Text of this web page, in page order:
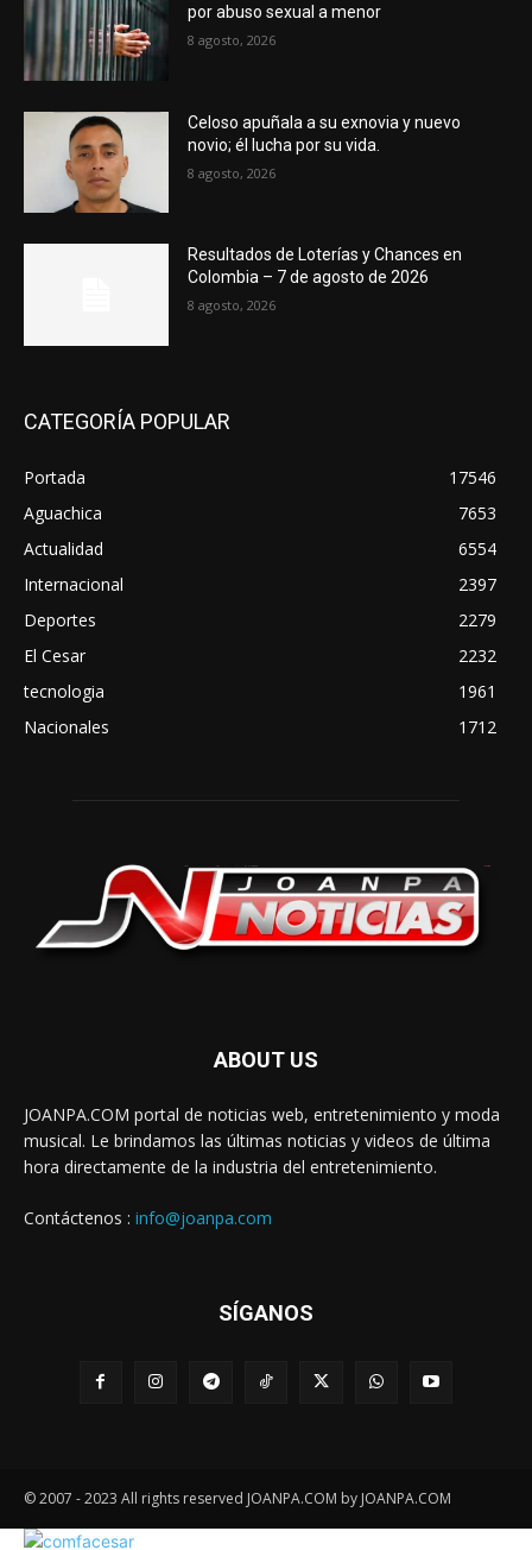
por abuso sexual a menor
8 agosto, 2026
Celoso apuñala a su exnovia y nuevo
novio; él lucha por su vida.
8 agosto, 2026
Resultados de Loterías y Chances en
Colombia – 7 de agosto de 2026
8 agosto, 2026
CATEGORÍA POPULAR
Portada
17546
Aguachica
7653
Actualidad
6554
Internacional
2397
Deportes
2279
El Cesar
2232
tecnologia
1961
Nacionales
1712
ABOUT US
JOANPA.COM portal de noticias web, entretenimiento y moda
musical. Le brindamos las últimas noticias y videos de última
hora directamente de la industria del entretenimiento.
Contáctenos : info@joanpa.com
SÍGANOS
© 2007 - 2023 All rights reserved JOANPA.COM by JOANPA.COM